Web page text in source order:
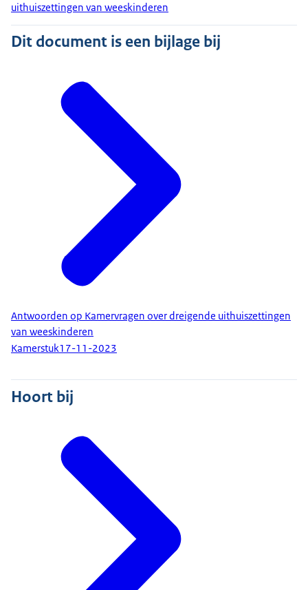
uithuiszettingen van weeskinderen
Dit document is een bijlage bij
Antwoorden op Kamervragen over dreigende uithuiszettingen
van weeskinderen
Kamerstuk17-11-2023
Hoort bij